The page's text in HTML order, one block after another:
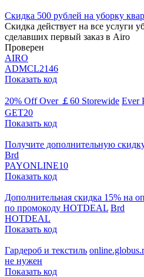
Скидка 500 рублей на уборку
Скидка действует на все услуги
сделавших первый заказ в Airo
Проверен
AIRO
ADMCL2146
Показать код
20% Off Over ￡60 Storewide Ever
GET20
Показать код
Получите дополнительную
Brd
PAYONLINE10
Показать код
Дополнительная скидка 15% на
по промокоду HOTDEAL Brd
HOTDEAL
Показать код
Гардероб и текстиль
не нужен
Показать код